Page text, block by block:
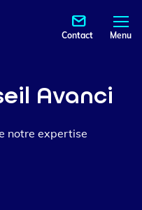
Contact Menu
Avanci
notre expertise